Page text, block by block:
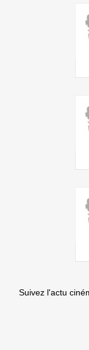
Suivez l'actu